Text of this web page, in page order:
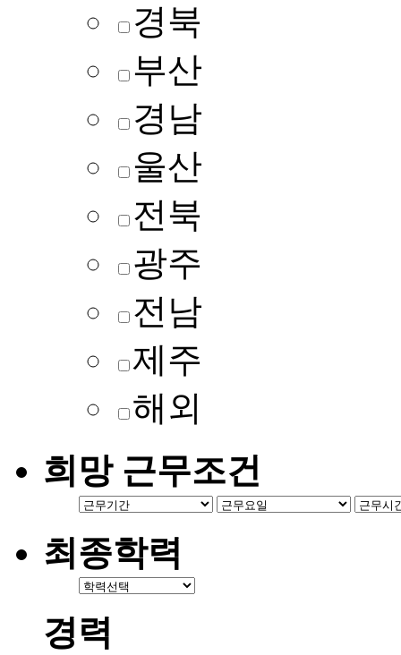
경북
부산
경남
울산
전북
광주
전남
제주
해외
희망 근무조건
최종학력
경력